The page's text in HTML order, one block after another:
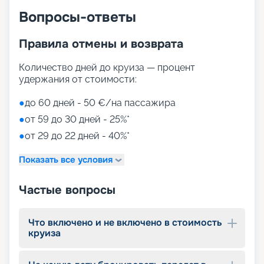
Вопросы-ответы
Правила отмены и возврата
Количество дней до круиза — процент
удержания от стоимости:
●до 60 дней - 50 €/на пассажира
●от 59 до 30 дней - 25%*
●от 29 до 22 дней - 40%*
Показать все условия
Частые вопросы
Что включено и не включено в стоимость
круиза